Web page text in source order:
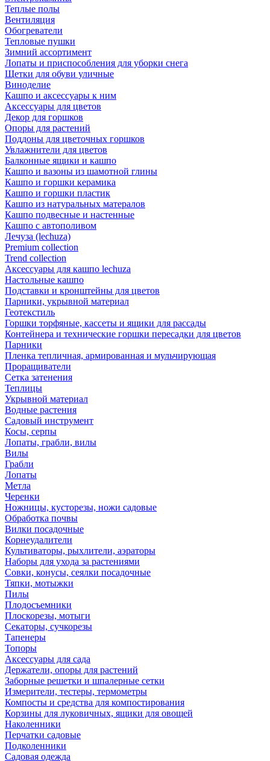
Теплые полы
Вентиляция
Обогреватели
Тепловые пушки
Зимний ассортимент
Лопаты и приспособления для уборки снега
Щетки для обуви уличные
Виноделие
Кашпо и аксессуары к ним
Аксессуары для цветов
Декор для горшков
Опоры для растений
Поддоны для цветочных горшков
Увлажнители для цветов
Балконные ящики и кашпо
Кашпо и вазоны из шамотной глины
Кашпо и горшки керамика
Кашпо и горшки пластик
Кашпо из натуральных матералов
Кашпо подвесные и настенные
Кашпо с автополивом
Лечуза (lechuza)
Premium collection
Trend collection
Аксессуары для кашпо lechuza
Настольные кашпо
Подставки и кронштейны для цветов
Парники, укрывной материал
Геотекстиль
Горшки торфяные, кассеты и ящики для рассады
Контейнера и технические горшки пересадки для цветов
Парники
Пленка тепличная, армированная и мульчирующая
Проращиватели
Сетка затенения
Теплицы
Укрывной материал
Водные растения
Садовый инструмент
Косы, серпы
Лопаты, грабли, вилы
Вилы
Грабли
Лопаты
Метла
Черенки
Ножницы, кусторезы, ножи садовые
Обработка почвы
Вилки посадочные
Корнеудалители
Культиваторы, рыхлители, аэраторы
Наборы для ухода за растениями
Совки, конусы, сеялки посадочные
Тяпки, мотыжки
Пилы
Плодосъемники
Плоскорезы, мотыги
Секаторы, сучкорезы
Тапенеры
Топоры
Аксессуары для сада
Держатели, опоры для растений
Заборные решетки и шпалерные сетки
Измерители, тестеры, термометры
Компосты и средства для компостирования
Корзины для луковичных, ящики для овощей
Наколенники
Перчатки садовые
Подколенники
Садовая одежда